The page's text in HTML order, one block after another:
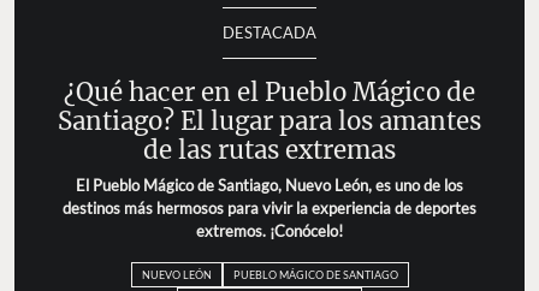
DESTACADA
¿Qué hacer en el Pueblo Mágico de
Santiago? El lugar para los amantes
de las rutas extremas
El Pueblo Mágico de Santiago, Nuevo León, es uno de los
destinos más hermosos para vivir la experiencia de deportes
extremos. ¡Conócelo!
NUEVO LEÓN
PUEBLO MÁGICO DE SANTIAGO